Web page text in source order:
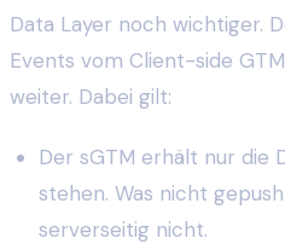
Data Layer noch wichtiger.
Events vom Client-side
weiter. Dabei gilt:
Der sGTM erhält nur die
stehen. Was nicht
serverseitig nicht.